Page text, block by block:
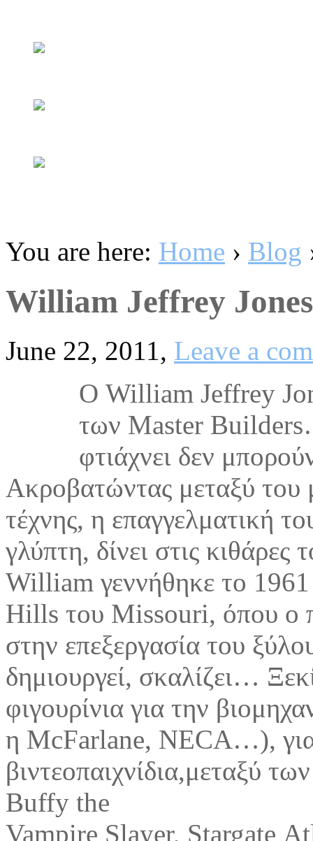
You are here: Home › Blog
William Jeffrey Jones
June 22, 2011, Leave a
O William Jeffrey
των Master
φτιάχνει δεν
Ακροβατώντας μεταξύ του
τέχνης, η επαγγελματική
γλύπτη, δίνει στις
William γεννήθηκε το
Hills του Missouri, όπου ο
στην επεξεργασία του
δημιουργεί, σκαλίζει…
φιγουρίνια για την
η McFarlane, ΝΕCA…), για
βιντεοπαιχνίδια,μεταξύ
Buffy the
Vampire Slayer, Stargate